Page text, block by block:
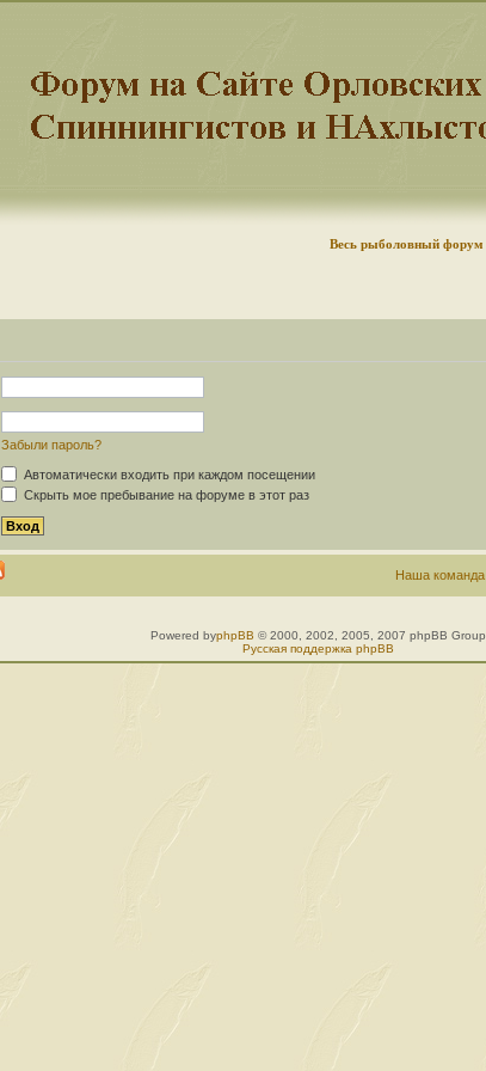
Весь рыболовный форум
Забыли пароль?
Автоматически входить при каждом посещении
Скрыть мое пребывание на форуме в этот раз
Наша команда
Powered byphpBB © 2000, 2002, 2005, 2007 phpBB Group
Русская поддержка phpBB